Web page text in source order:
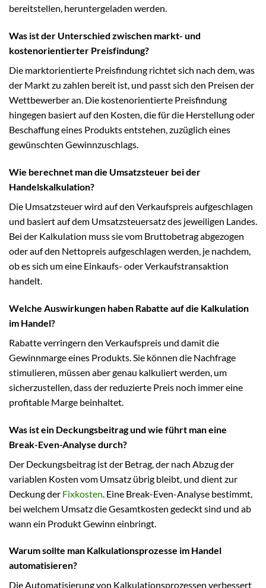
bereitstellen, heruntergeladen werden.
Was ist der Unterschied zwischen markt- und
kostenorientierter Preisfindung?
Die marktorientierte Preisfindung richtet sich nach dem, was
der Markt zu zahlen bereit ist, und passt sich den Preisen der
Wettbewerber an. Die kostenorientierte Preisfindung
hingegen basiert auf den Kosten, die für die Herstellung oder
Beschaffung eines Produkts entstehen, zuzüglich eines
gewünschten Gewinnzuschlags.
Wie berechnet man die Umsatzsteuer bei der
Handelskalkulation?
Die Umsatzsteuer wird auf den Verkaufspreis aufgeschlagen
und basiert auf dem Umsatzsteuersatz des jeweiligen Landes.
Bei der Kalkulation muss sie vom Bruttobetrag abgezogen
oder auf den Nettopreis aufgeschlagen werden, je nachdem,
ob es sich um eine Einkaufs- oder Verkaufstransaktion
handelt.
Welche Auswirkungen haben Rabatte auf die Kalkulation
im Handel?
Rabatte verringern den Verkaufspreis und damit die
Gewinnmarge eines Produkts. Sie können die Nachfrage
stimulieren, müssen aber genau kalkuliert werden, um
sicherzustellen, dass der reduzierte Preis noch immer eine
profitable Marge beinhaltet.
Was ist ein Deckungsbeitrag und wie führt man eine
Break-Even-Analyse durch?
Der Deckungsbeitrag ist der Betrag, der nach Abzug der
variablen Kosten vom Umsatz übrig bleibt, und dient zur
Deckung der Fixkosten . Eine Break-Even-Analyse bestimmt,
bei welchem Umsatz die Gesamtkosten gedeckt sind und ab
wann ein Produkt Gewinn einbringt.
Warum sollte man Kalkulationsprozesse im Handel
automatisieren?
Die Automatisierung von Kalkulationsprozessen verbessert